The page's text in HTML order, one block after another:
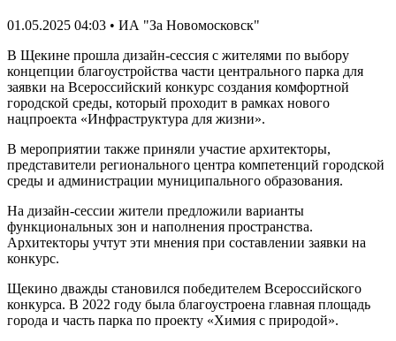
01.05.2025 04:03 • ИА "За Новомосковск"
В Щекине прошла дизайн-сессия с жителями по выбору
концепции благоустройства части центрального парка для
заявки на Всероссийский конкурс создания комфортной
городской среды, который проходит в рамках нового
нацпроекта «Инфраструктура для жизни».
В мероприятии также приняли участие архитекторы,
представители регионального центра компетенций городской
среды и администрации муниципального образования.
На дизайн-сессии жители предложили варианты
функциональных зон и наполнения пространства.
Архитекторы учтут эти мнения при составлении заявки на
конкурс.
Щекино дважды становился победителем Всероссийского
конкурса. В 2022 году была благоустроена главная площадь
города и часть парка по проекту «Химия с природой».